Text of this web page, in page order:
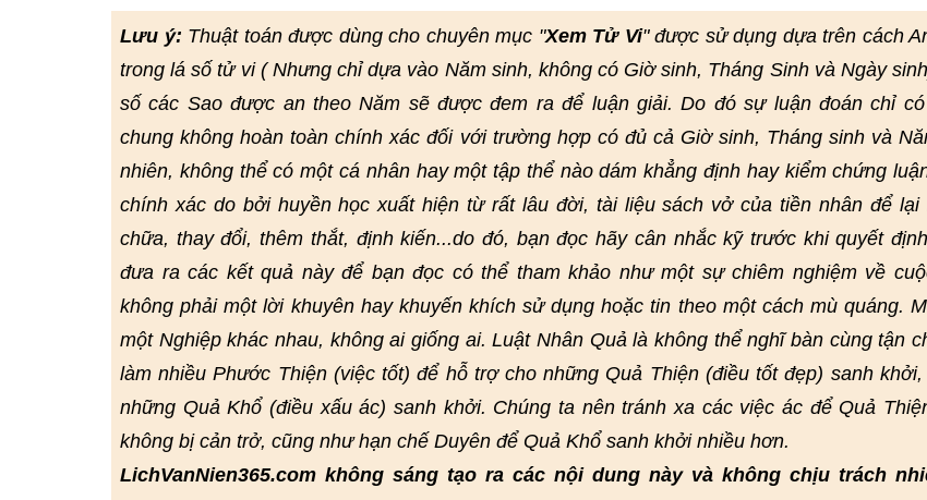
Lưu ý: Thuật toán được dùng cho chuyên mục "Xem Tử Vi" được sử dụng dựa trên cách
trong lá số tử vi ( Nhưng chỉ dựa vào Năm sinh, không có Giờ sinh, Tháng Sinh và Ngày
số các Sao được an theo Năm sẽ được đem ra để luận giải. Do đó sự luận đoán chỉ
chung không hoàn toàn chính xác đối với trường hợp có đủ cả Giờ sinh, Tháng sinh và
nhiên, không thể có một cá nhân hay một tập thể nào dám khẳng định hay kiểm chứng
chính xác do bởi huyền học xuất hiện từ rất lâu đời, tài liệu sách vở của tiền nhân để lại
chữa, thay đổi, thêm thắt, định kiến...do đó, bạn đọc hãy cân nhắc kỹ trước khi quyết
đưa ra các kết quả này để bạn đọc có thể tham khảo như một sự chiêm nghiệm về
không phải một lời khuyên hay khuyến khích sử dụng hoặc tin theo một cách mù quáng.
một Nghiệp khác nhau, không ai giống ai. Luật Nhân Quả là không thể nghĩ bàn cùng tận
làm nhiều Phước Thiện (việc tốt) để hỗ trợ cho những Quả Thiện (điều tốt đẹp) sanh
những Quả Khổ (điều xấu ác) sanh khởi. Chúng ta nên tránh xa các việc ác để Quả
không bị cản trở, cũng như hạn chế Duyên để Quả Khổ sanh khởi nhiều hơn.
LichVanNien365.com không sáng tạo ra các nội dung này và không chịu trách